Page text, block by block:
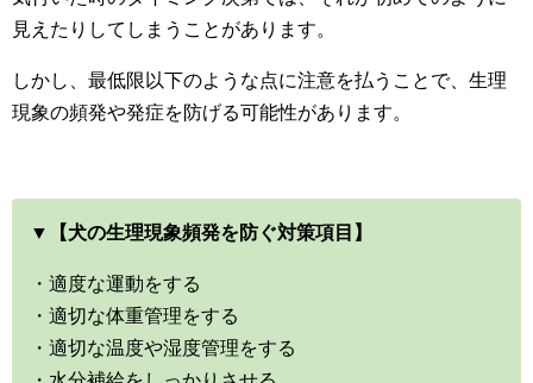
見えたりしてしまうことがあります。
しかし、最低限以下のような点に注意を払うことで、生理
現象の頻発や発症を防げる可能性があります。
▼【犬の生理現象頻発を防ぐ対策項目】
・適度な運動をする
・適切な体重管理をする
・適切な温度や湿度管理をする